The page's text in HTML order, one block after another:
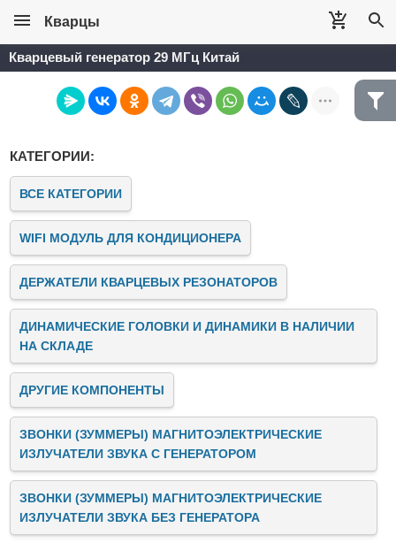
Кварцы
Кварцевый генератор 29 МГц Китай
КАТЕГОРИИ:
ВСЕ КАТЕГОРИИ
WIFI МОДУЛЬ ДЛЯ КОНДИЦИОНЕРА
ДЕРЖАТЕЛИ КВАРЦЕВЫХ РЕЗОНАТОРОВ
ДИНАМИЧЕСКИЕ ГОЛОВКИ И ДИНАМИКИ В НАЛИЧИИ
НА СКЛАДЕ
ДРУГИЕ КОМПОНЕНТЫ
ЗВОНКИ (ЗУММЕРЫ) МАГНИТОЭЛЕКТРИЧЕСКИЕ
ИЗЛУЧАТЕЛИ ЗВУКА C ГЕНЕРАТОРОМ
ЗВОНКИ (ЗУММЕРЫ) МАГНИТОЭЛЕКТРИЧЕСКИЕ
ИЗЛУЧАТЕЛИ ЗВУКА БЕЗ ГЕНЕРАТОРА